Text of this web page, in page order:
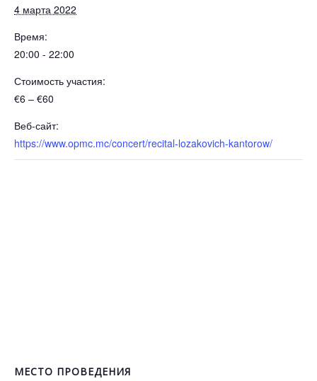
4 марта 2022
Время:
20:00 - 22:00
Стоимость участия:
€6 – €60
Веб-сайт:
https://www.opmc.mc/concert/recital-lozakovich-kantorow/
МЕСТО ПРОВЕДЕНИЯ